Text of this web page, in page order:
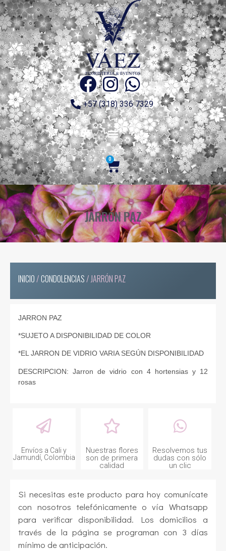
+57 (318) 336 7329
0
JARRÓN PAZ
INICIO/CONDOLENCIAS/ JARRÓN PAZ
JARRON PAZ
*SUJETO A DISPONIBILIDAD DE COLOR
*EL JARRON DE VIDRIO VARIA SEGÚN DISPONIBILIDAD
DESCRIPCION: Jarron de vidrio con 4 hortensias y 12
rosas
Envíos a Cali y
Jamundí, Colombia
Nuestras flores
son de primera
calidad
Resolvemos tus
dudas con sólo
un clic
Si necesitas este producto para hoy comunícate
con nosotros telefónicamente o vía Whatsapp
para verificar disponibilidad. Los domicilios a
través de la página se programan con 3 días
mínimo de anticipación.